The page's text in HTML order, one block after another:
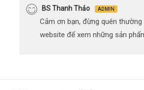
BS Thanh Thảo ADMIN
Cảm ơn bạn, đừng quên thường
website để xem những sản